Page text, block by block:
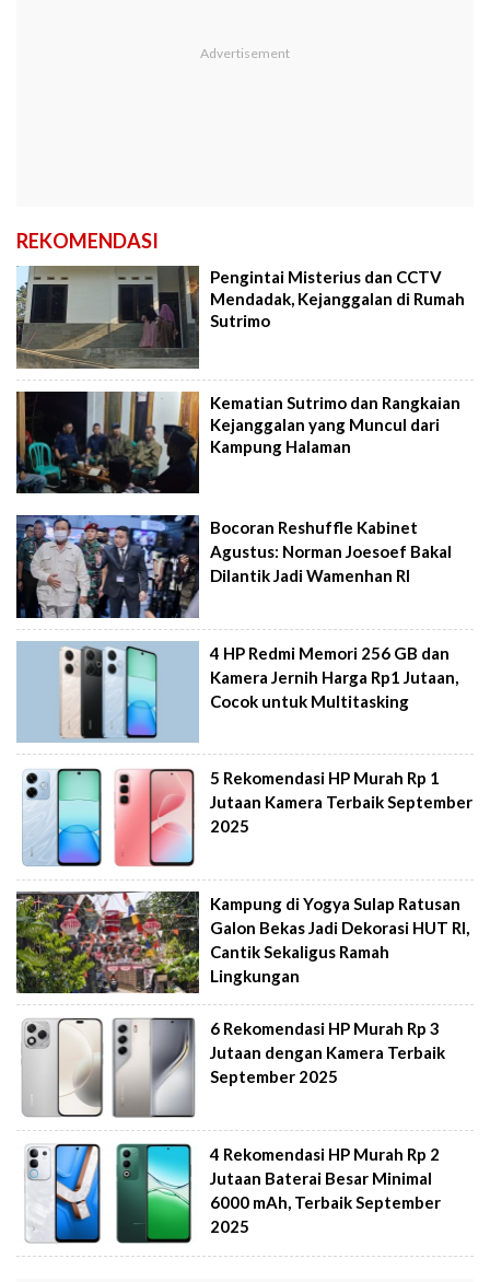
REKOMENDASI
Pengintai Misterius dan CCTV
Mendadak, Kejanggalan di Rumah
Sutrimo
Kematian Sutrimo dan Rangkaian
Kejanggalan yang Muncul dari
Kampung Halaman
Bocoran Reshuffle Kabinet
Agustus: Norman Joesoef Bakal
Dilantik Jadi Wamenhan RI
4 HP Redmi Memori 256 GB dan
Kamera Jernih Harga Rp1 Jutaan,
Cocok untuk Multitasking
5 Rekomendasi HP Murah Rp 1
Jutaan Kamera Terbaik September
2025
Kampung di Yogya Sulap Ratusan
Galon Bekas Jadi Dekorasi HUT RI,
Cantik Sekaligus Ramah
Lingkungan
6 Rekomendasi HP Murah Rp 3
Jutaan dengan Kamera Terbaik
September 2025
4 Rekomendasi HP Murah Rp 2
Jutaan Baterai Besar Minimal
6000 mAh, Terbaik September
2025